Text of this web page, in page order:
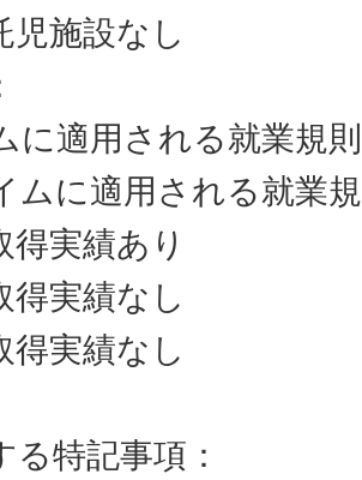
児施設なし
に適用される就業規
ムに適用される就業
得実績あり
得実績なし
得実績なし
る特記事項：